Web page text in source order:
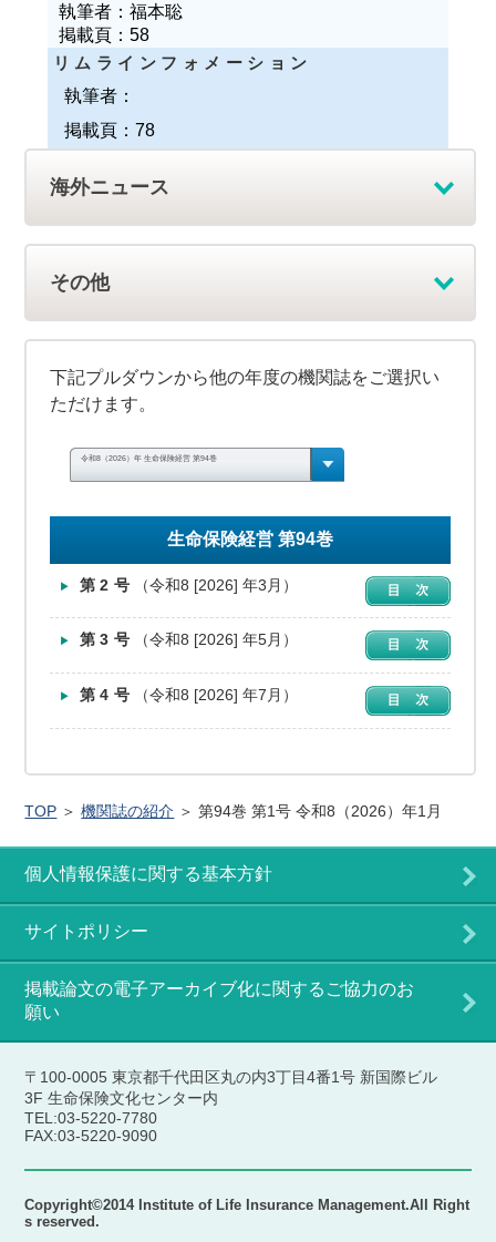
執筆者： 福本聡
掲載頁： 58
リムラインフォメーション
執筆者：
掲載頁： 78
海外ニュース
その他
下記プルダウンから他の年度の機関誌をご選択い
ただけます。
令和8（2026）年 生命保険経営 第94巻
生命保険経営 第94巻
第2号 （令和8 [2026] 年3月）
第3号 （令和8 [2026] 年5月）
第4号 （令和8 [2026] 年7月）
TOP ＞機関誌の紹介 ＞ 第94巻 第1号 令和8（2026）年1月
個人情報保護に関する基本方針
サイトポリシー
掲載論文の電子アーカイブ化に関するご協力のお
願い
〒100-0005 東京都千代田区丸の内3丁目4番1号 新国際ビル
3F 生命保険文化センター内
TEL:03-5220-7780
FAX:03-5220-9090
Copyright©2014 Institute of Life Insurance Management.All Right
s reserved.